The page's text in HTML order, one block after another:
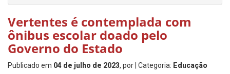
Vertentes é contemplada com
ônibus escolar doado pelo
Governo do Estado
Publicado em 04 de julho de 2023, por | Categoria: Educação